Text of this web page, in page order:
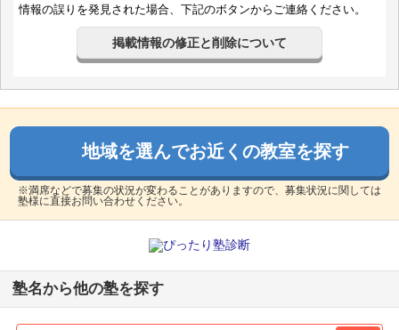
良いところや要望
地域で長らく愛されてきた学習塾で、学力が低くて大手進学
で、改修していただくと良いと思います。
利用内容
通っていた学校 公立中学校
公立高校（中堅/上位校）
通塾の目的
目的の達成度 達成できた
情報の誤りを発見された場合、下記のボタンからご連絡ください。
掲載情報の修正と削除について
地域を選んでお近くの教室を探す
※満席などで募集の状況が変わることがありますので、募集状況に関しては
塾様に直接お問い合わせください。
塾名から他の塾を探す